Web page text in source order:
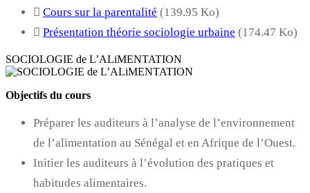
Cours sur la parentalité (139.95 Ko)
Présentation théorie sociologie urbaine (174.47 Ko)
SOCIOLOGIE de L’ALiMENTATION
Objectifs du cours
Préparer les auditeurs à l’analyse de l’environnement
de l’alimentation au Sénégal et en Afrique de l’Ouest.
Initier les auditeurs à l’évolution des pratiques et
habitudes alimentaires.